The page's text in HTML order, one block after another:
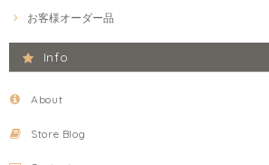
お客様オーダー品
Info
About
Store Blog